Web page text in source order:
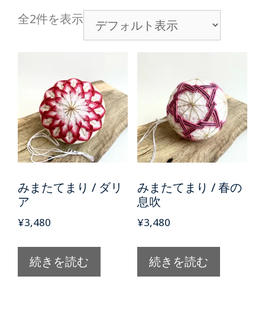
全2件を表示
みまたてまり / ダリ
ア
¥3,480
続きを読む
みまたてまり / 春の
息吹
¥3,480
続きを読む